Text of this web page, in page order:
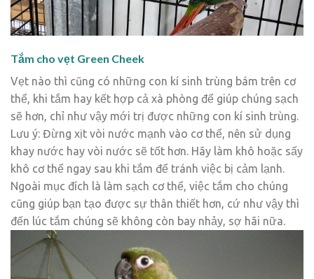
Tắm cho vẹt Green Cheek
Vẹt nào thì cũng có những con kí sinh trùng bám trên cơ
thể, khi tắm hay kết hợp cả xà phòng để giúp chúng sạch
sẽ hơn, chỉ như vậy mới trị được những con kí sinh trùng.
Lưu ý: Đừng xịt vòi nước mạnh vào cơ thể, nên sử dụng
khay nước hay vòi nước sẽ tốt hơn. Hãy làm khô hoặc sấy
khô cơ thể ngay sau khi tắm để tránh việc bị cảm lạnh.
Ngoài mục đích là làm sạch cơ thể, việc tắm cho chúng
cũng giúp bạn tạo được sự thân thiết hơn, cứ như vậy thì
đến lúc tắm chúng sẽ không còn bay nhảy, sợ hãi nữa.